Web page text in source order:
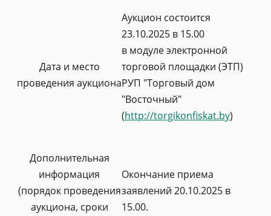
Дата и место
проведения аукциона
Аукцион состоится
23.10.2025 в 15.00
в модуле электронной
торговой площадки (ЭТП)
РУП "Торговый дом
"Восточный"
(http://torgikonfiskat.by)
Дополнительная
информация
(порядок проведения
аукциона, сроки
Окончание приема
заявлений 20.10.2025 в
15.00.